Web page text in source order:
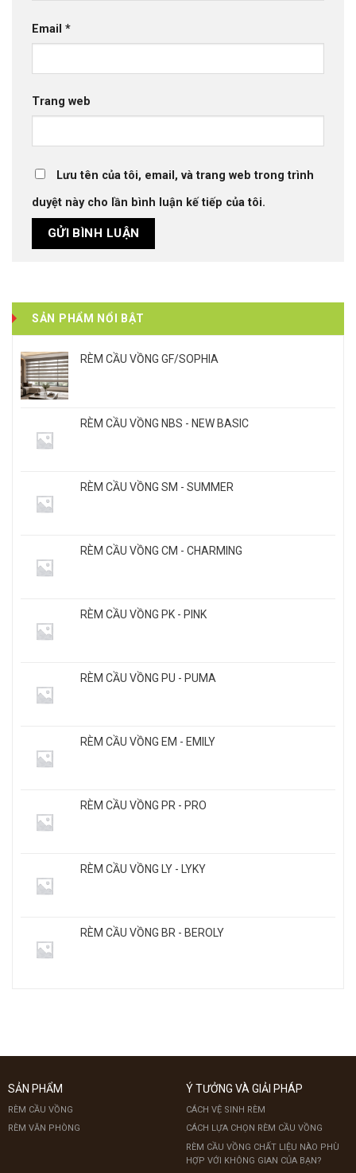
Email *
Trang web
Lưu tên của tôi, email, và trang web trong trình
duyệt này cho lần bình luận kế tiếp của tôi.
SẢN PHẨM NỔI BẬT
RÈM CẦU VỒNG GF/SOPHIA
RÈM CẦU VỒNG NBS - NEW BASIC
RÈM CẦU VỒNG SM - SUMMER
RÈM CẦU VỒNG CM - CHARMING
RÈM CẦU VỒNG PK - PINK
RÈM CẦU VỒNG PU - PUMA
RÈM CẦU VỒNG EM - EMILY
RÈM CẦU VỒNG PR - PRO
RÈM CẦU VỒNG LY - LYKY
RÈM CẦU VỒNG BR - BEROLY
SẢN PHẨM
RÈM CẦU VỒNG
RÈM VĂN PHÒNG
Ý TƯỞNG VÀ GIẢI PHÁP
CÁCH VỆ SINH RÈM
CÁCH LỰA CHỌN RÈM CẦU VỒNG
RÈM CẦU VỒNG CHẤT LIỆU NÀO PHÙ
HỢP VỚI KHÔNG GIAN CỦA BẠN?